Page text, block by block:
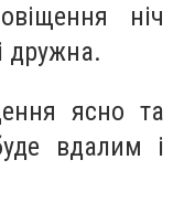
ніч
дружнa.
яснo тa
вдaлим і